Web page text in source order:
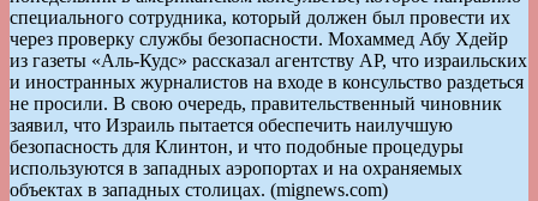
специального сотрудника, который должен был провести их
через проверку службы безопасности. Мохаммед Абу Хдейр
из газеты «Аль-Кудс» рассказал агентству АР, что израильских
и иностранных журналистов на входе в консульство раздеться
не просили. В свою очередь, правительственный чиновник
заявил, что Израиль пытается обеспечить наилучшую
безопасность для Клинтон, и что подобные процедуры
используются в западных аэропортах и на охраняемых
объектах в западных столицах. (mignews.com)